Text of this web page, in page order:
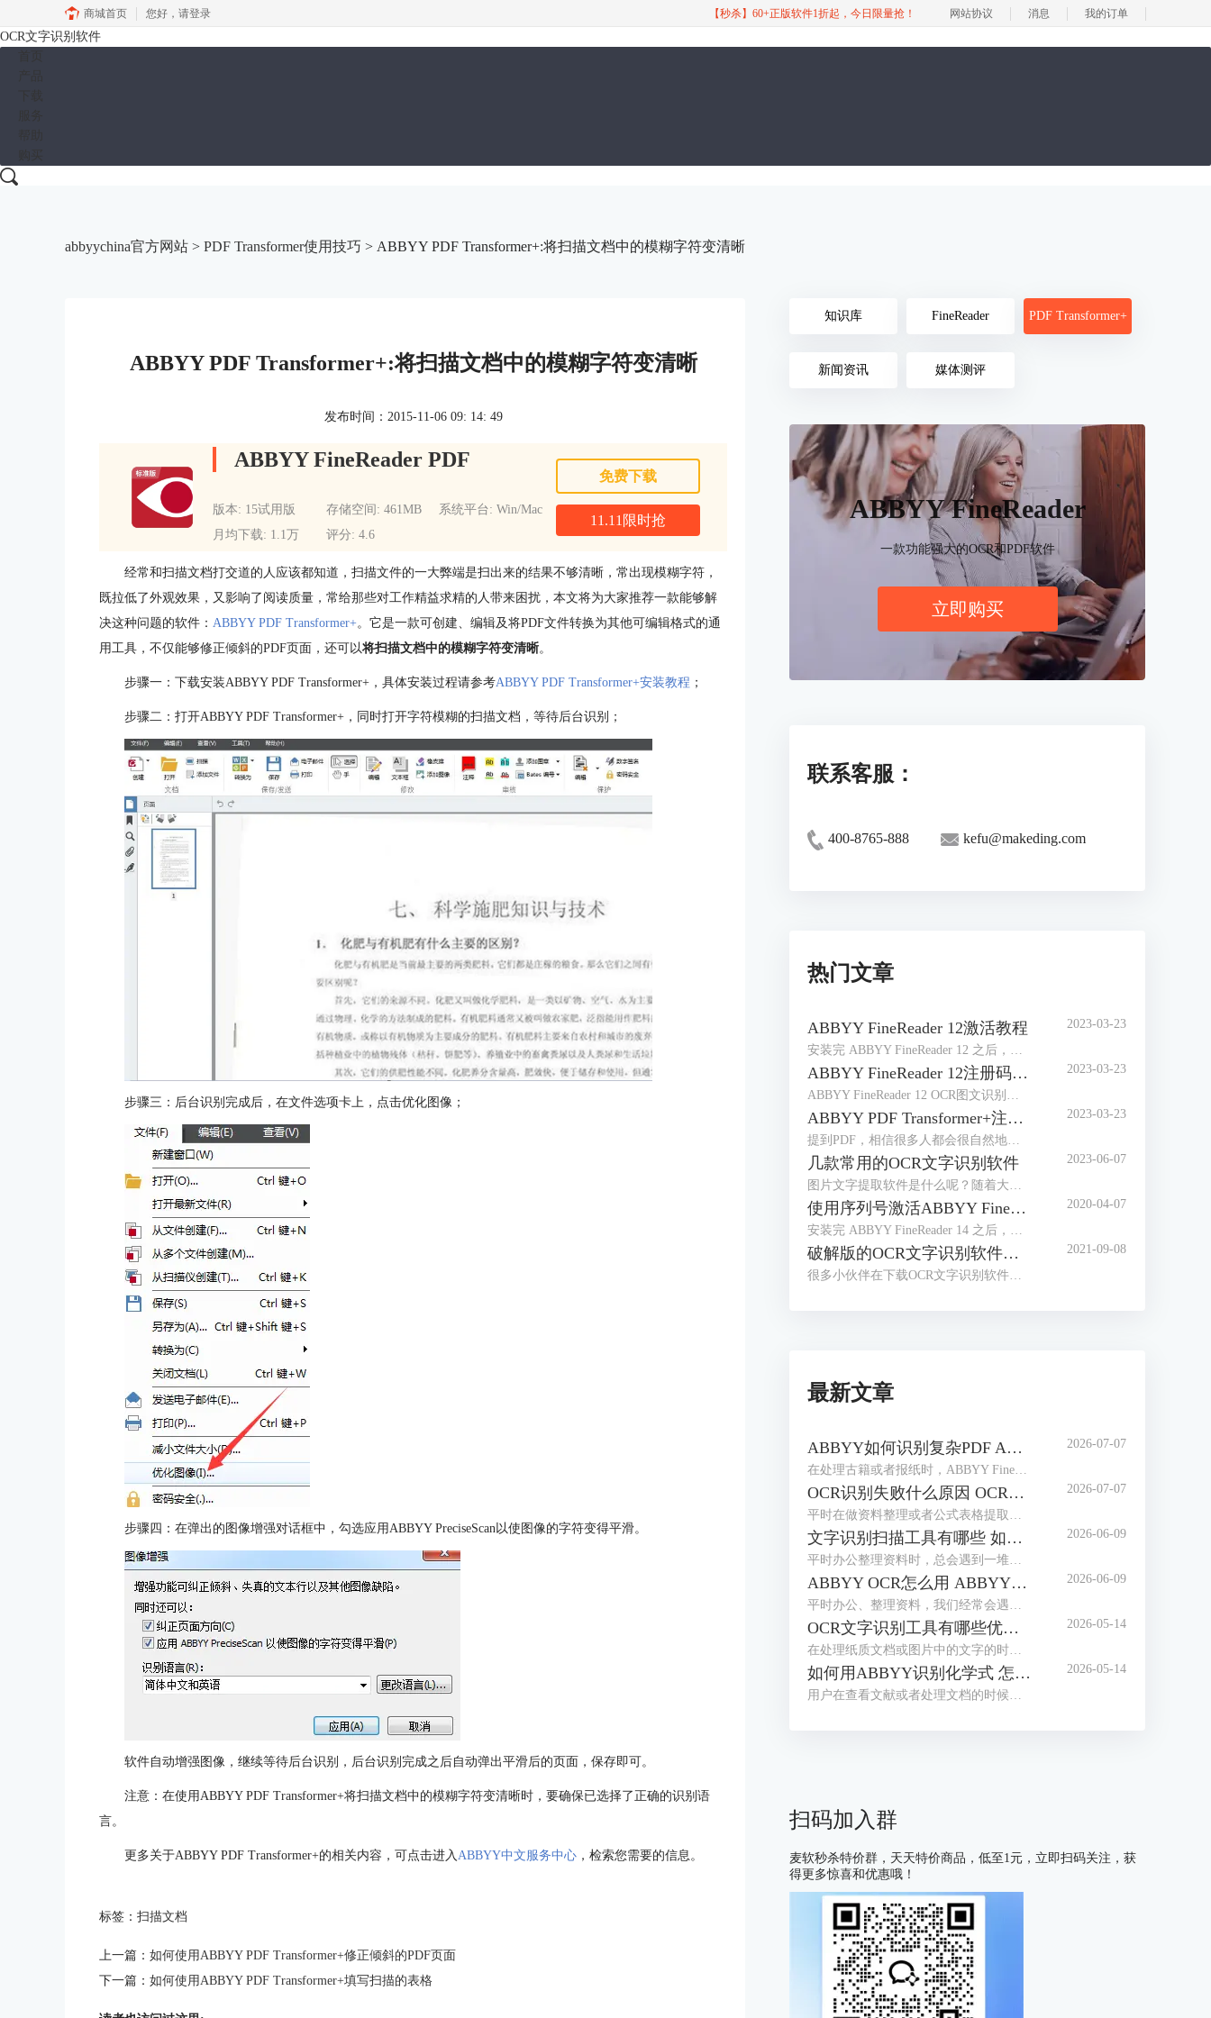
商城首页 您好， 请登录 【秒杀】60+正版软件1折起，今日限量抢！ 网站协议 消息 我的订单
OCR文字识别软件
abbyychina官方网站 > PDF Transformer使用技巧 > ABBYY PDF Transformer+:将扫描文档中的模糊字符变清晰
ABBYY PDF Transformer+:将扫描文档中的模糊字符变清晰
发布时间：2015-11-06 09: 14: 49
ABBYY FineReader PDF
版本: 15试用版 存储空间: 461MB
系统平台: Win/Mac
月均下载: 1.1万
评分: 4.6
免费下载
11.11限时抢
经常和扫描文档打交道的人应该都知道，扫描文件的一大弊端是扫出来的结果不够清晰，常出现模糊字符，
既拉低了外观效果，又影响了阅读质量，常给那些对工作精益求精的人带来困扰，本文将为大家推荐一款能够解
决这种问题的软件： ABBYY PDF Transformer+。它是一款可创建、编辑及将PDF文件转换为其他可编辑格式的通
用工具，不仅能够修正倾斜的PDF页面，还可以将扫描文档中的模糊字符变清晰。
步骤一：下载安装ABBYY PDF Transformer+，具体安装过程请参考ABBYY PDF Transformer+安装教程 ；
步骤二：打开ABBYY PDF Transformer+，同时打开字符模糊的扫描文档，等待后台识别；
步骤三：后台识别完成后，在文件选项卡上，点击优化图像；
步骤四：在弹出的图像增强对话框中，勾选应用ABBYY PreciseScan以使图像的字符变得平滑。
软件自动增强图像，继续等待后台识别，后台识别完成之后自动弹出平滑后的页面，保存即可。
注意：在使用ABBYY PDF Transformer+将扫描文档中的模糊字符变清晰时，要确保已选择了正确的识别语
言。
更多关于ABBYY PDF Transformer+的相关内容，可点击进入ABBYY中文服务中心 ，检索您需要的信息。
标签： 扫描文档
上一篇： 如何使用ABBYY PDF Transformer+修正倾斜的PDF页面
下一篇： 如何使用ABBYY PDF Transformer+填写扫描的表格
知识库 FineReader PDF Transformer+
新闻资讯 媒体测评
ABBYY FineReader
一款功能强大的OCR和PDF软件
立即购买
联系客服：
400-8765-888 kefu@makeding.com
热门文章
ABBYY FineReader 12激活教程 2023-03-23
ABBYY FineReader 12注册码-激活码-序列号地址 2023-03-23
ABBYY PDF Transformer+注册码-激活码-序列号地址 2023-03-23
几款常用的OCR文字识别软件 2023-06-07
使用序列号激活ABBYY FineReader 14 2020-04-07
破解版的OCR文字识别软件，带来了太多安全问题 2021-09-08
最新文章
ABBYY如何识别复杂PDF ABBYY如何识别竖排繁体 2026-07-07
OCR识别失败什么原因 OCR识别如何保证位置正确 2026-07-07
文字识别扫描工具有哪些 如何文字识别扫描文件 2026-06-09
ABBYY OCR怎么用 ABBYY怎么修改PDF里面的文字 2026-06-09
OCR文字识别工具有哪些优点 OCR文字识别工具哪款最好用 2026-05-14
如何用ABBYY识别化学式 怎么用ABBYY识别数学公式 2026-05-14
扫码加入群
麦软秒杀特价群，天天特价商品，低至1元，立即扫码关注，获
得更多惊喜和优惠哦！